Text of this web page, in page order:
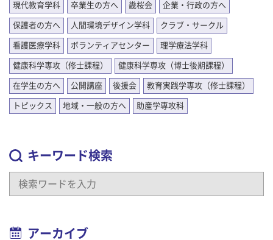
現代教育学科 卒業生の方へ 畿桜会 企業・行政の方へ
保護者の方へ 人間環境デザイン学科 クラブ・サークル
看護医療学科 ボランティアセンター 理学療法学科
健康科学専攻（修士課程） 健康科学専攻（博士後期課程）
在学生の方へ 公開講座 後援会 教育実践学専攻（修士課程）
トピックス 地域・一般の方へ 助産学専攻科
キーワード検索
アーカイブ